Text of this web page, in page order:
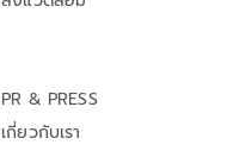
PR & PRESS
เกี่ยวกับเรา